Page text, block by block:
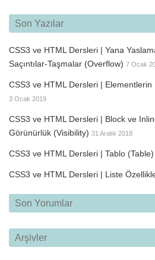
Son Yazılar
CSS3 ve HTML Dersleri | Yana
Saçıntılar-Taşmalar (Overflow) 7 Ocak
CSS3 ve HTML Dersleri | Elementlerin
3 Ocak 2019
CSS3 ve HTML Dersleri | Block ve
Görünürlük (Visibility) 31 Aralık 2018
CSS3 ve HTML Dersleri | Tablo
CSS3 ve HTML Dersleri | Liste
Son Yorumlar
Arşivler